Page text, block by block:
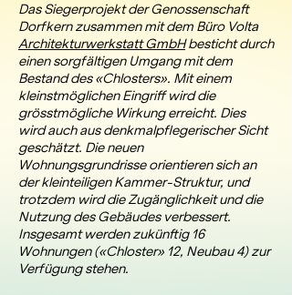
Das Siegerprojekt der Genossenschaft
Dorfkern zusammen mit dem Büro Volta
Architekturwerkstatt GmbHbesticht durch
einen sorgfältigen Umgang mit dem
Bestand des «Chlosters». Mit einem
kleinstmöglichen Eingriff wird die
grösstmögliche Wirkung erreicht. Dies
wird auch aus denkmalpflegerischer Sicht
geschätzt. Die neuen
Wohnungsgrundrisse orientieren sich an
der kleinteiligen Kammer-Struktur, und
trotzdem wird die Zugänglichkeit und die
Nutzung des Gebäudes verbessert.
Insgesamt werden zukünftig 16
Wohnungen («Chloster» 12, Neubau 4) zur
Verfügung stehen.